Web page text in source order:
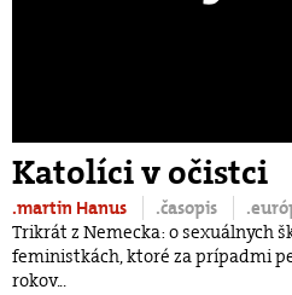
Katolíci v očistci
.martin Hanus .časopis
Trikrát z Nemecka: o sexuálnych
feministkách, ktoré za prípadmi
rokov...